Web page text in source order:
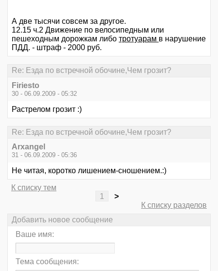
А две тысячи совсем за другое.
12.15 ч.2 Движение по велосипедным или
пешеходным дорожкам либо тротуарам в нарушение
ПДД. - штраф - 2000 руб.
Re: Езда по встречной обочине,Чем грозит?
Firiesto
30 - 06.09.2009 - 05:32
Растрелом грозит :)
Re: Езда по встречной обочине,Чем грозит?
Arxangel
31 - 06.09.2009 - 05:36
Не читая, коротко лишением-сношением.:)
К списку тем
1
>
К списку разделов
Добавить новое сообщение
Ваше имя:
Тема сообщения: